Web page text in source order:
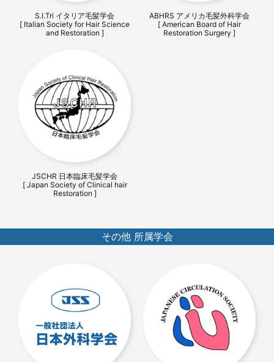
S.I.Tri イタリア毛髪学会
[ Italian Society for Hair Science
and Restoration ]
ABHRS アメリカ毛髪外科学会
[ American Board of Hair
Restoration Surgery ]
JSCHR 日本臨床毛髪学会
[ Japan Society of Clinical hair
Restoration ]
その他 所属学会